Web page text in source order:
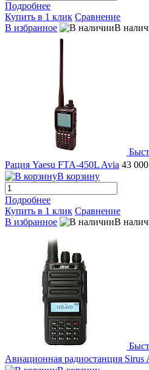
Подробнее
Купить в 1 клик Сравнение
В избранное
В
Рация Yaesu FTA-450L Avia 43
В корзину
Подробнее
Купить в 1 клик Сравнение
В избранное
В
Авиационная радиостанция Sirus